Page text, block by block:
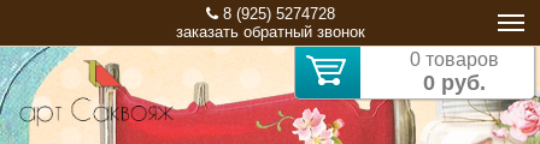
8 (925) 5274728
заказать обратный звонок
0 товаров
0 руб.